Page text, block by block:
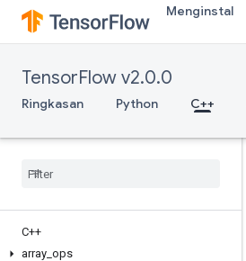
Menginstal
TensorFlow v2.0.0
Ringkasan Python C++
C++
array ops